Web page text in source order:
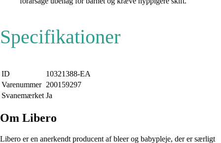
Specifikationer
ID
10321388-EA
Varenummer 200159297
Svanemærket Ja
Om Libero
Libero er en anerkendt producent af bleer og babypleje, der er særligt